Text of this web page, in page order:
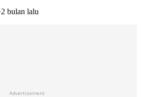
2 bulan lalu
Advertisement